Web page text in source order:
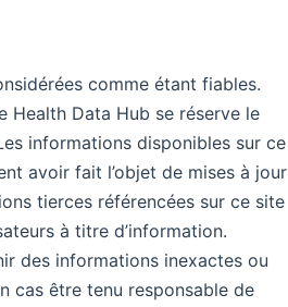
comme étant fiables.
Health Data Hub se réserve le
informations disponibles sur ce
avoir fait l’objet de mises à jour
tierces référencées sur ce site
à titre d’information.
des informations inexactes ou
cas être tenu responsable de